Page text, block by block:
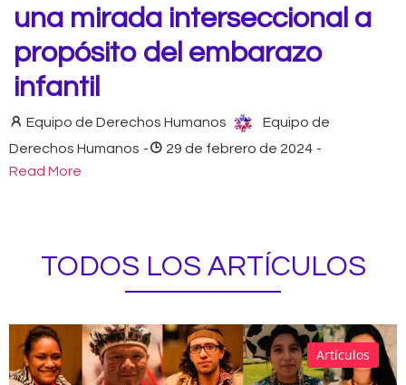
una mirada interseccional a
propósito del embarazo
infantil
Equipo de Derechos Humanos
Equipo de
Derechos Humanos - 29 de febrero de 2024 -
Read More
TODOS LOS ARTÍCULOS
Artículos